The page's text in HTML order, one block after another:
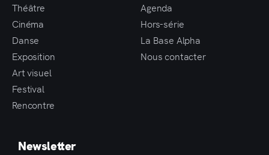
Théâtre
Cinéma
Danse
Exposition
Art visuel
Festival
Rencontre
Agenda
Hors-série
La Base Alpha
Nous contacter
Newsletter